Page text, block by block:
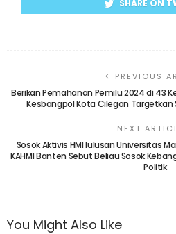
SHARE ON
PREVIOUS
Berikan Pemahanan Pemilu 2024 di 43
Kesbangpol Kota Cilegon Targetkan
NEXT
Sosok Aktivis HMI lulusan Universitas
KAHMI Banten Sebut Beliau Sosok
Politik
You Might Also Like